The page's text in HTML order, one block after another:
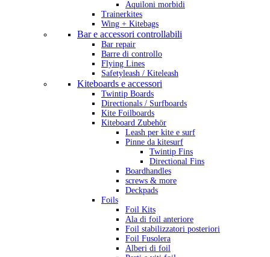
Aquiloni morbidi
Trainerkites
Wing + Kitebags
Bar e accessori controllabili
Bar repair
Barre di controllo
Flying Lines
Safetyleash / Kiteleash
Kiteboards e accessori
Twintip Boards
Directionals / Surfboards
Kite Foilboards
Kiteboard Zubehör
Leash per kite e surf
Pinne da kitesurf
Twintip Fins
Directional Fins
Boardhandles
screws & more
Deckpads
Foils
Foil Kits
Ala di foil anteriore
Foil stabilizzatori posteriori
Foil Fusolera
Alberi di foil